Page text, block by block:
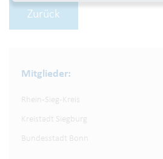
Zurück
Mitglieder:
Rhein-Sieg-Kreis
Kreistadt Siegburg
Bundesstadt Bonn